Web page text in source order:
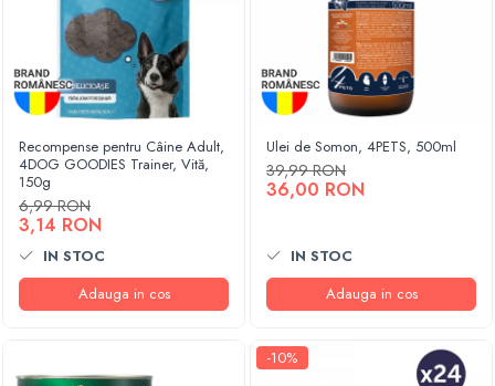
Recompense pentru Câine Adult,
4DOG GOODIES Trainer, Vită,
150g
6,99 RON
3,14 RON
IN STOC
Adauga in cos
Ulei de Somon, 4PETS, 500ml
39,99 RON
36,00 RON
IN STOC
Adauga in cos
-10%